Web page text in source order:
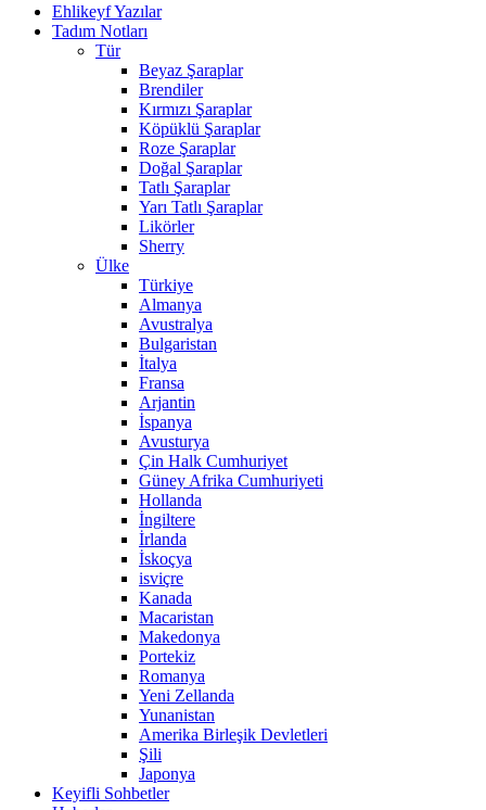
Ehlikeyf Yazılar
Tadım Notları
Tür
Beyaz Şaraplar
Brendiler
Kırmızı Şaraplar
Köpüklü Şaraplar
Roze Şaraplar
Doğal Şaraplar
Tatlı Şaraplar
Yarı Tatlı Şaraplar
Likörler
Sherry
Ülke
Türkiye
Almanya
Avustralya
Bulgaristan
İtalya
Fransa
Arjantin
İspanya
Avusturya
Çin Halk Cumhuriyet
Güney Afrika Cumhuriyeti
Hollanda
İngiltere
İrlanda
İskoçya
isviçre
Kanada
Macaristan
Makedonya
Portekiz
Romanya
Yeni Zellanda
Yunanistan
Amerika Birleşik Devletleri
Şili
Japonya
Keyifli Sohbetler